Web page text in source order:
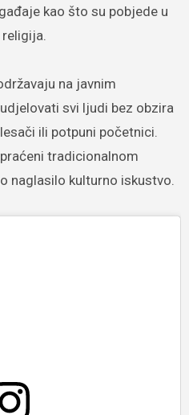
kao što su pobjede u
na javnim
svi ljudi bez obzira
ili potpuni početnici.
tradicionalnom
naglasilo kulturno iskustvo.